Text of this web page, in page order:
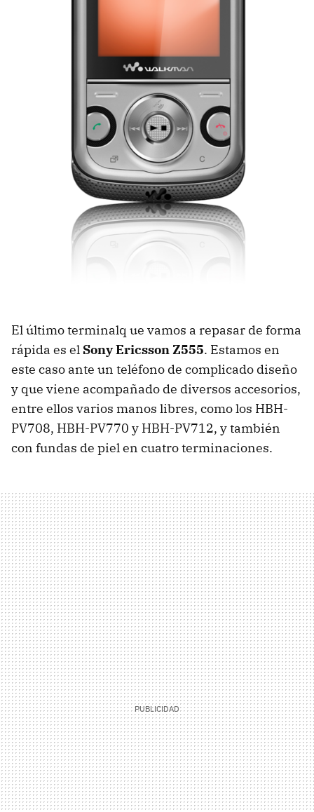
El último terminalq ue vamos a repasar de forma
rápida es el Sony Ericsson Z555. Estamos en
este caso ante un teléfono de complicado diseño
y que viene acompañado de diversos accesorios,
entre ellos varios manos libres, como los HBH-
PV708, HBH-PV770 y HBH-PV712, y también
con fundas de piel en cuatro terminaciones.